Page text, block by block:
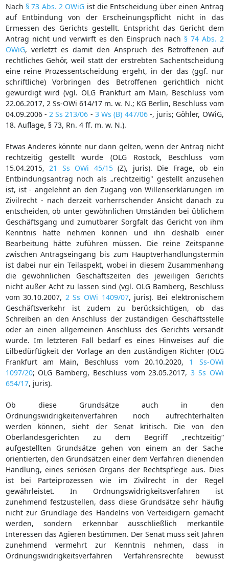
Nach § 73 Abs. 2 OWiG ist die Entscheidung über einen Antrag
auf Entbindung von der Erscheinungspflicht nicht in das
Ermessen des Gerichts gestellt. Entspricht das Gericht dem
Antrag nicht und verwirft es den Einspruch nach § 74 Abs. 2
OWiG, verletzt es damit den Anspruch des Betroffenen auf
rechtliches Gehör, weil statt der erstrebten Sachentscheidung
eine reine Prozessentscheidung ergeht, in der das (ggf. nur
schriftliche) Vorbringen des Betroffenen gerichtlich nicht
gewürdigt wird (vgl. OLG Frankfurt am Main, Beschluss vom
22.06.2017, 2 Ss-OWi 614/17 m. w. N.; KG Berlin, Beschluss vom
04.09.2006 - 2 Ss 213/06 - 3 Ws (B) 447/06-, juris; Göhler, OWiG,
18. Auflage, § 73, Rn. 4 ff. m. w. N.).
Etwas Anderes könnte nur dann gelten, wenn der Antrag nicht
rechtzeitig gestellt wurde (OLG Rostock, Beschluss vom
15.04.2015, 21 Ss OWi 45/15(Z), juris). Die Frage, ob ein
Entbindungsantrag noch als „rechtzeitig" gestellt anzusehen
ist, ist - angelehnt an den Zugang von Willenserklärungen im
Zivilrecht - nach derzeit vorherrschender Ansicht danach zu
entscheiden, ob unter gewöhnlichen Umständen bei üblichem
Geschäftsgang und zumutbarer Sorgfalt das Gericht von ihm
Kenntnis hätte nehmen können und ihn deshalb einer
Bearbeitung hätte zuführen müssen. Die reine Zeitspanne
zwischen Antragseingang bis zum Hauptverhandlungstermin
ist dabei nur ein Teilaspekt, wobei in diesem Zusammenhang
die gewöhnlichen Geschäftszeiten des jeweiligen Gerichts
nicht außer Acht zu lassen sind (vgl. OLG Bamberg, Beschluss
vom 30.10.2007, 2 Ss OWi 1409/07, juris). Bei elektronischem
Geschäftsverkehr ist zudem zu berücksichtigen, ob das
Schreiben an den Anschluss der zuständigen Geschäftsstelle
oder an einen allgemeinen Anschluss des Gerichts versandt
wurde. Im letzteren Fall bedarf es eines Hinweises auf die
Eilbedürftigkeit der Vorlage an den zuständigen Richter (OLG
Frankfurt am Main, Beschluss vom 20.10.2020, 1 Ss-OWi
1097/20; OLG Bamberg, Beschluss vom 23.05.2017, 3 Ss OWi
654/17, juris).
Ob diese Grundsätze auch in den
Ordnungswidrigkeitenverfahren noch aufrechterhalten
werden können, sieht der Senat kritisch. Die von den
Oberlandesgerichten zu dem Begriff „rechtzeitig“
aufgestellten Grundsätze gehen von einem an der Sache
orientierten, den Grundsätzen einer dem Verfahren dienenden
Handlung, eines seriösen Organs der Rechtspflege aus. Dies
ist bei Parteiprozessen wie im Zivilrecht in der Regel
gewährleistet. In Ordnungswidrigkeitsverfahren ist
zunehmend festzustellen, dass diese Grundsätze sehr häufig
nicht zur Grundlage des Handelns von Verteidigern gemacht
werden, sondern erkennbar ausschließlich merkantile
Interessen das Agieren bestimmen. Der Senat muss seit Jahren
zunehmend vermehrt zur Kenntnis nehmen, dass in
Ordnungswidrigkeitsverfahren Verfahrensrechte bewusst